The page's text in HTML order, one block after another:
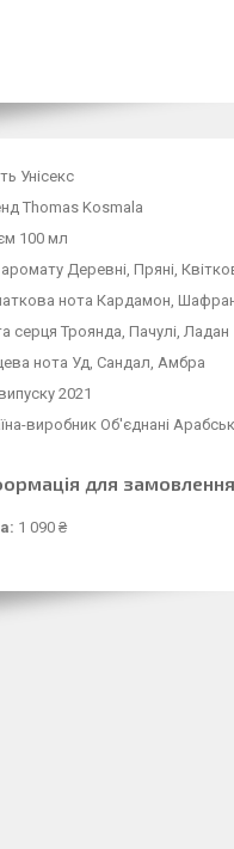
Унісекс
Thomas Kosmala
100 мл
Деревні, Пряні,
нота Кардамон,
серця Троянда, Пачулі, Ладан
нота Уд, Сандал, Амбра
2021
виробник Об'єднані
для замовлення
1 090 ₴